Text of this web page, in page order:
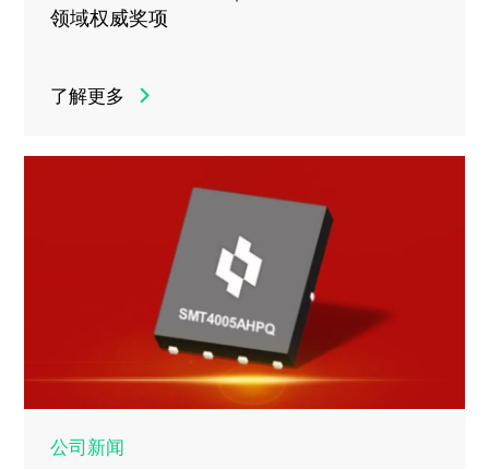
领域权威奖项
了解更多
公司新闻